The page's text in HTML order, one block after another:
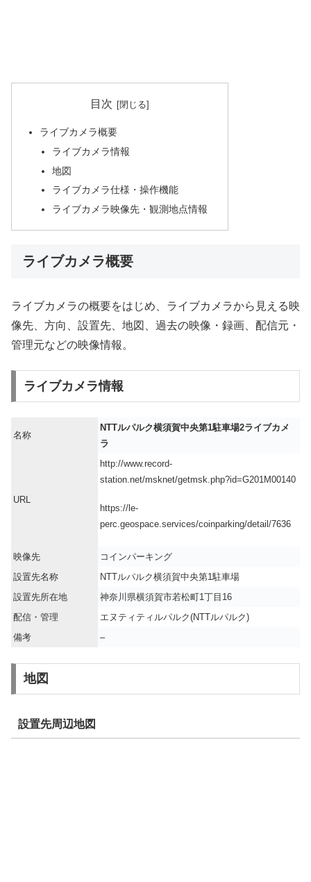
目次
ライブカメラ概要
ライブカメラ情報
地図
ライブカメラ仕様・操作機能
ライブカメラ映像先・観測地点情報
ライブカメラ概要
ライブカメラの概要をはじめ、ライブカメラから見える映
像先、方向、設置先、地図、過去の映像・録画、配信元・
管理元などの映像情報。
ライブカメラ情報
名称
NTTルパルク横須賀中央第1駐車場2ライブカメ
ラ
URL
http://www.record-
station.net/msknet/getmsk.php?id=G201M00140
https://le-
perc.geospace.services/coinparking/detail/7636
映像先
コインパーキング
設置先名称
NTTルパルク横須賀中央第1駐車場
設置先所在地
神奈川県横須賀市若松町1丁目16
配信・管理
エヌティティルパルク(NTTルパルク)
備考
–
地図
設置先周辺地図